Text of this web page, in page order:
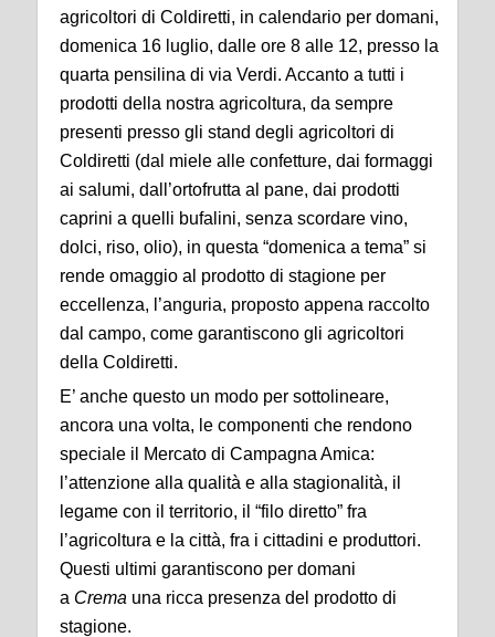
agricoltori di Coldiretti, in calendario per domani,
domenica 16 luglio, dalle ore 8 alle 12, presso la
quarta pensilina di via Verdi. Accanto a tutti i
prodotti della nostra agricoltura, da sempre
presenti presso gli stand degli agricoltori di
Coldiretti (dal miele alle confetture, dai formaggi
ai salumi, dall’ortofrutta al pane, dai prodotti
caprini a quelli bufalini, senza scordare vino,
dolci, riso, olio), in questa “domenica a tema” si
rende omaggio al prodotto di stagione per
eccellenza, l’anguria, proposto appena raccolto
dal campo, come garantiscono gli agricoltori
della Coldiretti.
E’ anche questo un modo per sottolineare,
ancora una volta, le componenti che rendono
speciale il Mercato di Campagna Amica:
l’attenzione alla qualità e alla stagionalità, il
legame con il territorio, il “filo diretto” fra
l’agricoltura e la città, fra i cittadini e produttori.
Questi ultimi garantiscono per domani
a Crema una ricca presenza del prodotto di
stagione.